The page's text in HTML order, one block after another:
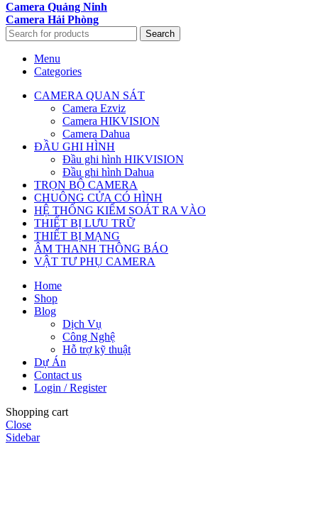
Camera Quảng Ninh
Camera Hải Phòng
Search
Menu
Categories
CAMERA QUAN SÁT
Camera Ezviz
Camera HIKVISION
Camera Dahua
ĐẦU GHI HÌNH
Đầu ghi hình HIKVISION
Đầu ghi hình Dahua
TRỌN BỘ CAMERA
CHUÔNG CỬA CÓ HÌNH
HỆ THỐNG KIỂM SOÁT RA VÀO
THIẾT BỊ LƯU TRỮ
THIẾT BỊ MẠNG
ÂM THANH THÔNG BÁO
VẬT TƯ PHỤ CAMERA
Home
Shop
Blog
Dịch Vụ
Công Nghệ
Hỗ trợ kỹ thuật
Dự Án
Contact us
Login / Register
Shopping cart
Close
Sidebar